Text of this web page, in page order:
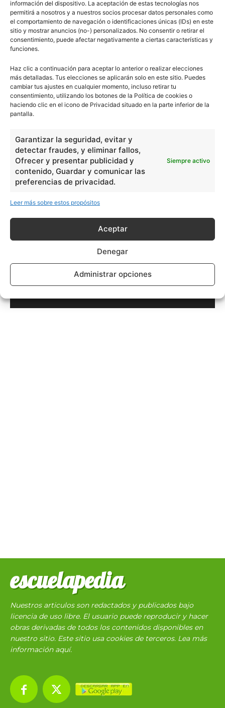
información del dispositivo. La aceptación de estas tecnologías nos
permitirá a nosotros y a nuestros socios procesar datos personales como
el comportamiento de navegación o identificaciones únicas (IDs) en este
sitio y mostrar anuncios (no-) personalizados. No consentir o retirar el
consentimiento, puede afectar negativamente a ciertas características y
funciones.
Haz clic a continuación para aceptar lo anterior o realizar elecciones
más detalladas. Tus elecciones se aplicarán solo en este sitio. Puedes
cambiar tus ajustes en cualquier momento, incluso retirar tu
consentimiento, utilizando los botones de la Política de cookies o
haciendo clic en el icono de Privacidad situado en la parte inferior de la
pantalla.
Garantizar la seguridad, evitar y
detectar fraudes, y eliminar fallos,
Ofrecer y presentar publicidad y
contenido, Guardar y comunicar las
preferencias de privacidad.
Siempre activo
Leer más sobre estos propósitos
Aceptar
Denegar
Administrar opciones
Escuelapedia
DEJA UNA RESPUESTA
escuelapedia
Nuestros articulos son redactados y publicados bajo
licencia de uso libre. El usuario puede reproducir y hacer
obras derivadas de todos los contenidos disponibles en
nuestro sitio. Este sitio usa cookies de terceros. Lea más
información aquí.